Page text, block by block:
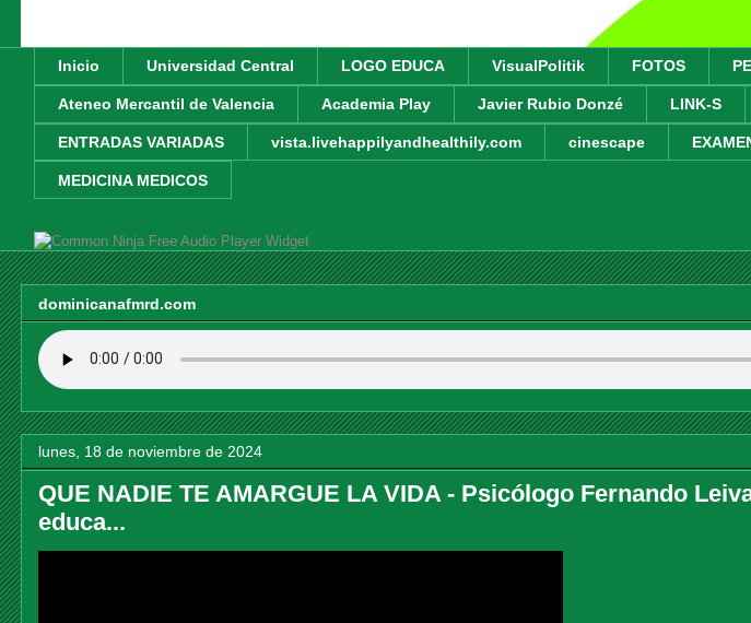
Inicio Universidad Central LOGO EDUCA VisualPolitik FOTOS
Ateneo Mercantil de Valencia Academia Play Javier Rubio Donzé LINK-S
ENTRADAS VARIADAS vista.livehappilyandhealthily.com cinescape
MEDICINA MEDICOS
Free Audio Player Widget
dominicanafmrd.com
lunes, 18 de noviembre de 2024
QUE NADIE TE AMARGUE LA VIDA - Psicólogo Fernando
educa...